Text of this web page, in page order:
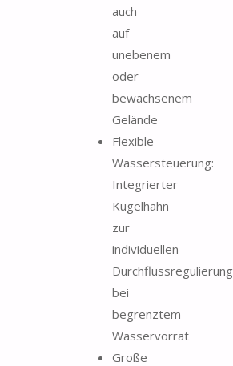
auch
auf
unebenem
oder
bewachsenem
Gelände
Flexible
Wassersteuerung:
Integrierter
Kugelhahn
zur
individuellen
Durchflussregulierung
bei
begrenztem
Wasservorrat
Große